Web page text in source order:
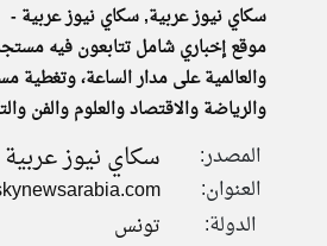
مصادر
اخبار
أهم اخبار
سكاي نيوز عربية, سكاي نيوز عربية -
موقع إخباري شامل تتابعون فيه
والعالمية على مدار الساعة، وتغطية
والرياضة والاقتصاد والعلوم والفن
المصدر: سكاي نيوز عربية
العنوان:
الدولة:
تونس